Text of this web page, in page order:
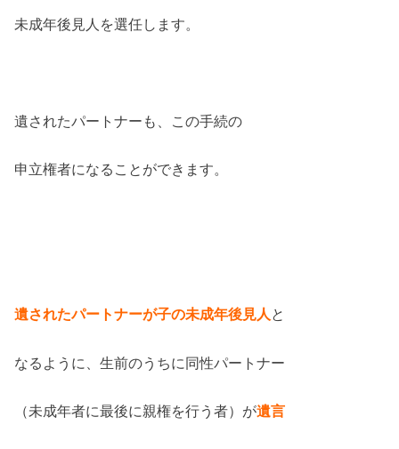
未成年後見人を選任します。
遺されたパートナーも、この手続の
申立権者になることができます。
遺されたパートナーが子の未成年後見人 と
なるように、生前のうちに同性パートナー
（未成年者に最後に親権を行う者）が遺言